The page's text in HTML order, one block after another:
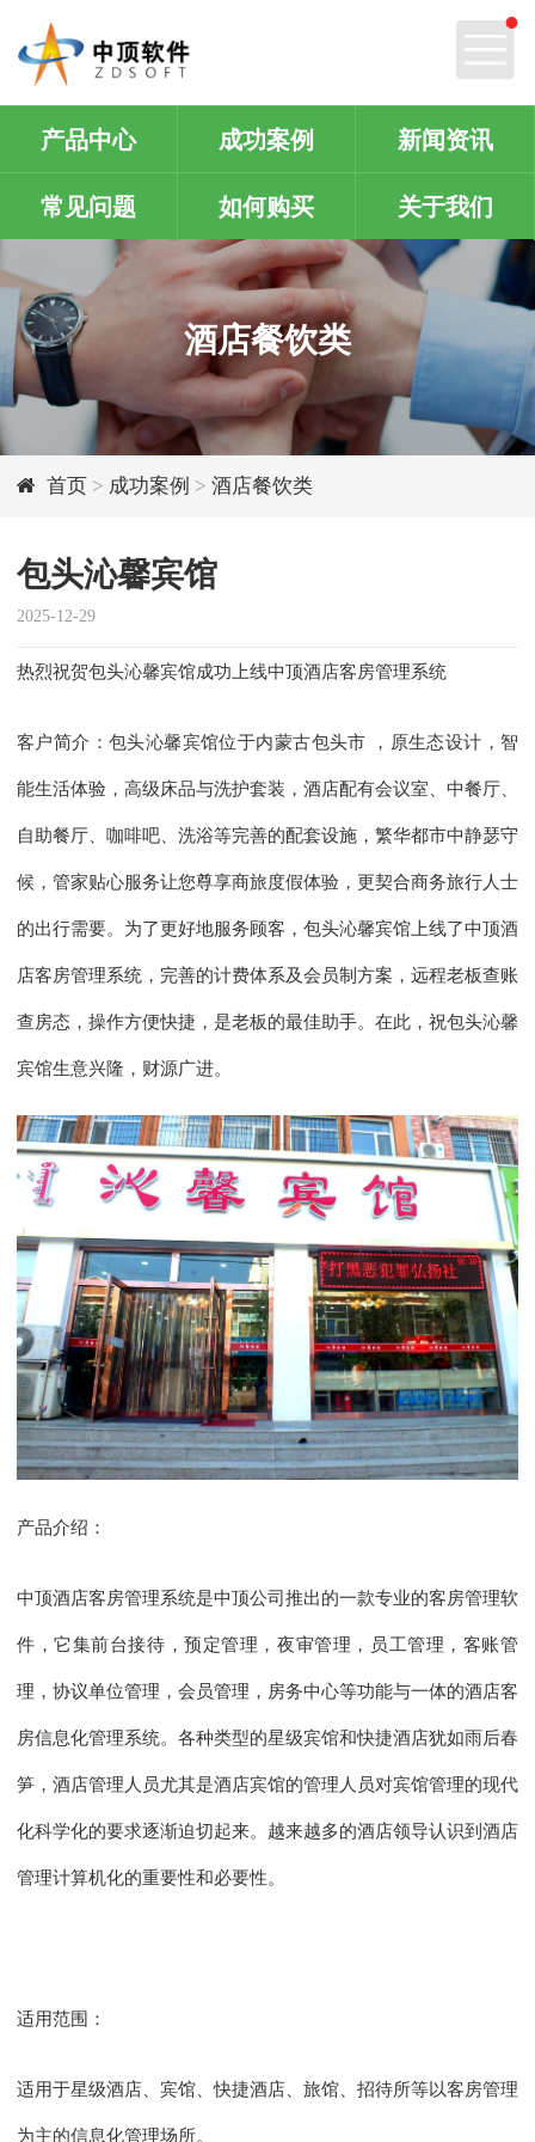
产品中心 成功案例 新闻资讯
常见问题 如何购买 关于我们
酒店餐饮类
首页 > 成功案例 > 酒店餐饮类
包头沁馨宾馆
2025-12-29
热烈祝贺包头沁馨宾馆成功上线中顶酒店客房管理系统
客户简介：包头沁馨宾馆位于内蒙古包头市 ，原生态设计，智
能生活体验，高级床品与洗护套装，酒店配有会议室、中餐厅、
自助餐厅、咖啡吧、洗浴等完善的配套设施，繁华都市中静瑟守
候，管家贴心服务让您尊享商旅度假体验，更契合商务旅行人士
的出行需要。为了更好地服务顾客，包头沁馨宾馆上线了中顶酒
店客房管理系统，完善的计费体系及会员制方案，远程老板查账
查房态，操作方便快捷，是老板的最佳助手。在此，祝包头沁馨
宾馆生意兴隆，财源广进。
产品介绍：
中顶酒店客房管理系统是中顶公司推出的一款专业的客房管理软
件，它集前台接待，预定管理，夜审管理，员工管理，客账管
理，协议单位管理，会员管理，房务中心等功能与一体的酒店客
房信息化管理系统。各种类型的星级宾馆和快捷酒店犹如雨后春
笋，酒店管理人员尤其是酒店宾馆的管理人员对宾馆管理的现代
化科学化的要求逐渐迫切起来。越来越多的酒店领导认识到酒店
管理计算机化的重要性和必要性。
适用范围：
适用于星级酒店、宾馆、快捷酒店、旅馆、招待所等以客房管理
为主的信息化管理场所。